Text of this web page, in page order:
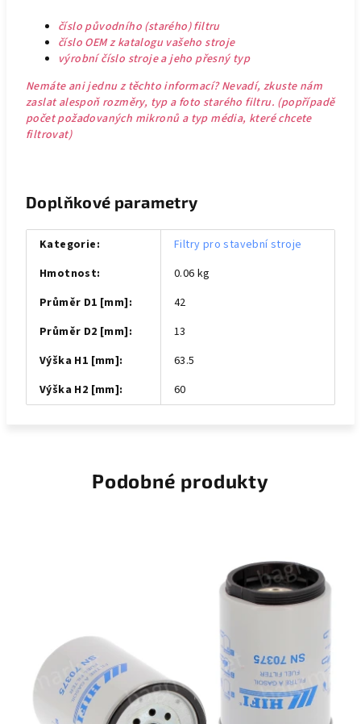
číslo původního (starého) filtru
číslo OEM z katalogu vašeho stroje
výrobní číslo stroje a jeho přesný typ
Nemáte ani jednu z těchto informací? Nevadí, zkuste nám
zaslat alespoň rozměry, typ a foto starého filtru. (popřípadě
počet požadovaných mikronů a typ média, které chcete
filtrovat)
Doplňkové parametry
Kategorie:
Filtry pro stavební stroje
Hmotnost:
0.06 kg
Průměr D1 [mm]:
42
Průměr D2 [mm]:
13
Výška H1 [mm]:
63.5
Výška H2 [mm]: 60
Podobné produkty